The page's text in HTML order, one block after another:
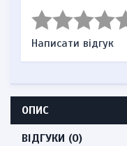
Написати відгук
ОПИС
ВІДГУКИ (0)